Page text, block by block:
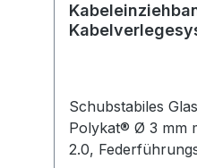
Schubstabiles
Polykat® Ø 3 mm
2.0,